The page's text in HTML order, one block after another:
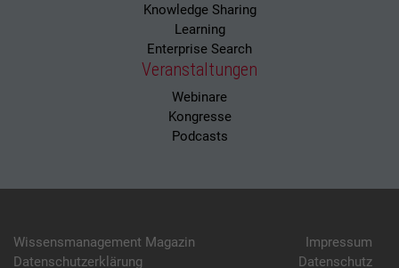
Knowledge Sharing
Learning
Enterprise Search
Veranstaltungen
Webinare
Kongresse
Podcasts
Wissensmanagement Magazin
Impressum
Datenschutzerklärung
Datenschutz